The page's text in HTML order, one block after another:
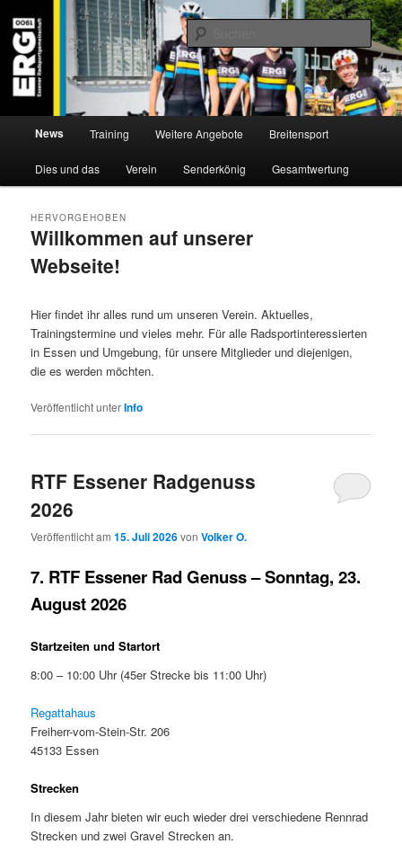
Inhalt
wechseln
sekundären
Inhalt
wechselnERG 1900 e.V
Willkommen bei der Essener Radsportgemeinschaft
HauptmenüNews Training Weitere Angebote Breitensport
Dies und das Verein Senderkönig Gesamtwertung
Willkommen auf unserer
Webseite!
HERVORGEHOBEN
Hier findet ihr alles rund um unseren Verein. Aktuelles,
Trainingstermine und vieles mehr. Für alle Radsportinteressierten
in Essen und Umgebung, für unsere Mitglieder und diejenigen,
die es werden möchten.
Veröffentlicht unterInfo
RTF Essener Radgenuss
2026
Veröffentlicht am15. Juli 2026vonVolker O.
7. RTF Essener Rad Genuss – Sonntag, 23.
August 2026
Startzeiten und Startort
8:00 – 10:00 Uhr (45er Strecke bis 11:00 Uhr)
Regattahaus
Freiherr-vom-Stein-Str. 206
45133 Essen
Strecken
In diesem Jahr bieten wir euch wieder drei verschiedene Rennrad
Strecken und zwei Gravel Strecken an.